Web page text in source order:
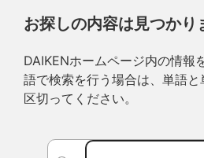
お探しの内容は見つかり
DAIKENホームページ内の情報
語で検索を行う場合は、単語
区切ってください。